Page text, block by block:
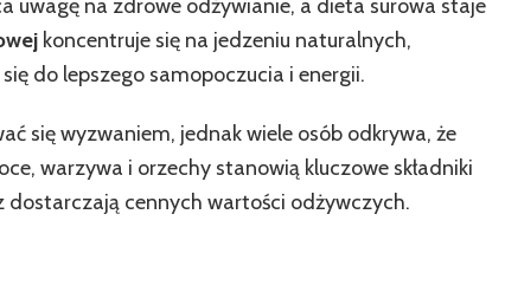
RAW
dla
uwagę na zdrowe odżywianie, a dieta surowa staje
koncentruje się na jedzeniu naturalnych,
do lepszego samopoczucia i energii.
się wyzwaniem, jednak wiele osób odkrywa, że
warzywa i orzechy stanowią kluczowe składniki
cennych wartości odżywczych.